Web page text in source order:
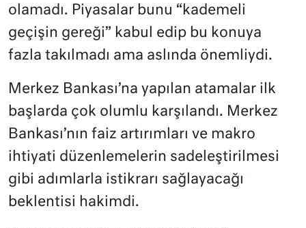
olamadı. Piyasalar bunu “kademeli
geçişin gereği” kabul edip bu konuya
fazla takılmadı ama aslında önemliydi.
Merkez Bankası’na yapılan atamalar ilk
başlarda çok olumlu karşılandı. Merkez
Bankası’nın faiz artırımları ve makro
ihtiyati düzenlemelerin sadeleştirilmesi
gibi adımlarla istikrarı sağlayacağı
beklentisi hakimdi.